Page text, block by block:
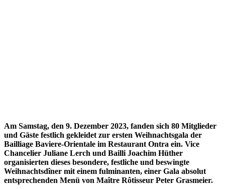
Am Samstag, den 9. Dezember 2023, fanden sich 80 Mitglieder
und Gäste festlich gekleidet zur ersten Weihnachtsgala der
Bailliage Baviere-Orientale im Restaurant Ontra ein. Vice
Chancelier Juliane Lerch und Bailli Joachim Hüther
organisierten dieses besondere, festliche und beswingte
Weihnachtsdîner mit einem fulminanten, einer Gala absolut
entsprechenden Menü von Maître Rôtisseur Peter Grasmeier.